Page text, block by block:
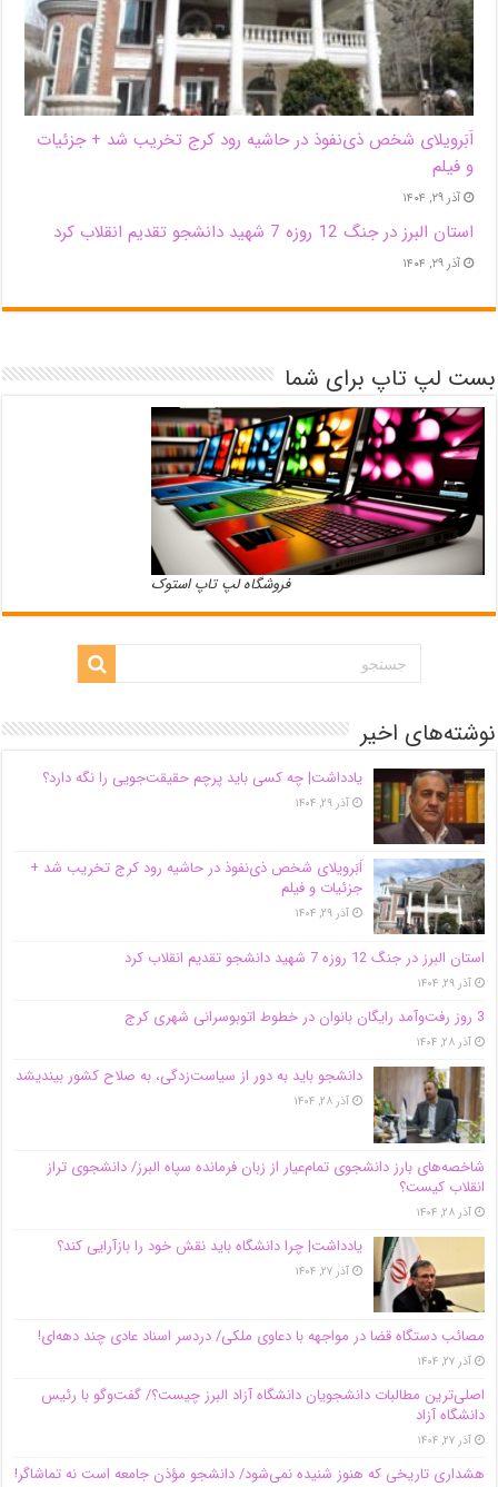
اَبَر‌ویلای شخص ذی‌نفوذ در حاشیه‌ رود کرج تخریب شد + جزئیات
و فیلم
آذر ۲۹, ۱۴۰۴
استان البرز در جنگ 12 روزه 7 شهید دانشجو تقدیم انقلاب کرد
آذر ۲۹, ۱۴۰۴
بست لپ تاپ برای شما
فروشگاه لپ تاپ استوک
نوشته‌های اخیر
یادداشت| ‌چه کسی باید پرچم حقیقت‌جویی را نگه دارد؟
آذر ۲۹, ۱۴۰۴
اَبَر‌ویلای شخص ذی‌نفوذ در حاشیه‌ رود کرج تخریب شد +
جزئیات و فیلم
آذر ۲۹, ۱۴۰۴
استان البرز در جنگ 12 روزه 7 شهید دانشجو تقدیم انقلاب کرد
آذر ۲۹, ۱۴۰۴
3 روز رفت‌وآمد رایگان بانوان در خطوط اتوبوسرانی شهری کرج
آذر ۲۸, ۱۴۰۴
دانشجو باید به دور از سیاست‌زدگی، به صلاح کشور بیندیشد
آذر ۲۸, ۱۴۰۴
شاخصه‌های بارز دانشجوی تمام‌عیار از زبان فرمانده سپاه البرز/ دانشجوی تراز
انقلاب کیست؟
آذر ۲۸, ۱۴۰۴
یادداشت| چرا دانشگاه باید نقش خود را بازآرایی کند؟
آذر ۲۷, ۱۴۰۴
مصائب دستگاه قضا در مواجهه با دعاوی ملکی/ دردسر اسناد عادی چند‌ دهه‌ای!
آذر ۲۷, ۱۴۰۴
اصلی‌ترین مطالبات دانشجویان دانشگاه آزاد البرز چیست؟/ گفت‌وگو با رئیس
دانشگاه آز‌اد
آذر ۲۷, ۱۴۰۴
هشداری تاریخی که هنوز شنیده نمی‌شود/ دانشجو مؤذن جامعه است نه تماشاگر!